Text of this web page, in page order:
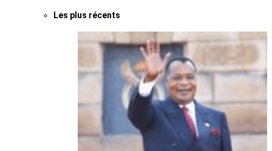
Les plus récents